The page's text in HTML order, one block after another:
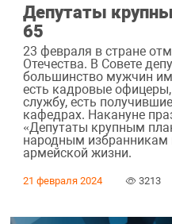
Депутаты
65
23 февраля в стране
Отечества. В Совете
большинство мужчин
есть кадровые
службу, есть
кафедрах. Накануне
«Депутаты крупным
народным избранникам
армейской жизни.
21 февраля 2024 3213